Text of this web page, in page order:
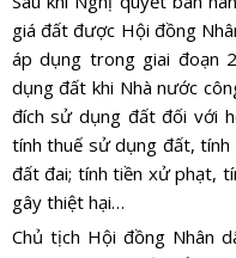
giá đất được Hội đồng
áp dụng trong giai đoạn
dụng đất khi Nhà nước
đích sử dụng đất đối với
tính thuế sử dụng đất,
đất đai; tính tiền xử phạt,
gây thiệt hại…
Chủ tịch Hội đồng Nhân